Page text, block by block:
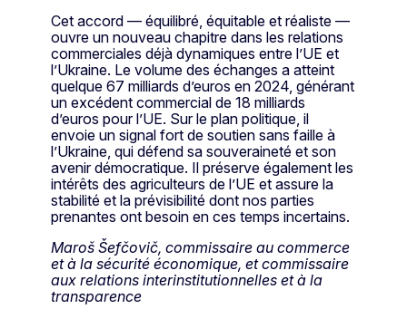
Cet accord — équilibré, équitable et réaliste —
ouvre un nouveau chapitre dans les relations
commerciales déjà dynamiques entre l’UE et
l’Ukraine. Le volume des échanges a atteint
quelque 67 milliards d’euros en 2024, générant
un excédent commercial de 18 milliards
d’euros pour l’UE. Sur le plan politique, il
envoie un signal fort de soutien sans faille à
l’Ukraine, qui défend sa souveraineté et son
avenir démocratique. Il préserve également les
intérêts des agriculteurs de l’UE et assure la
stabilité et la prévisibilité dont nos parties
prenantes ont besoin en ces temps incertains.
Maroš Šefčovič, commissaire au commerce
et à la sécurité économique, et commissaire
aux relations interinstitutionnelles et à la
transparence